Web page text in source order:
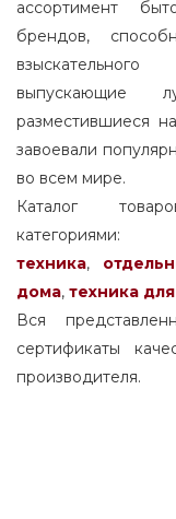
ассортимент
брендов,
выпускающие
разместившиеся
завоевали
во всем мире.
Каталог
техника,
дома, техника
Вся
сертификаты
производителя.